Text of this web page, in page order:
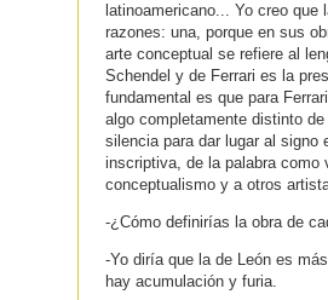
latinoamericano... Yo creo
razones: una, porque en sus
arte conceptual se refiere al
Schendel y de Ferrari es la
fundamental es que para
algo completamente distinto
silencia para dar lugar al
inscriptiva, de la palabra como
conceptualismo y a otros
-¿Cómo definirías la obra de
-Yo diría que la de León es
hay acumulación y furia.